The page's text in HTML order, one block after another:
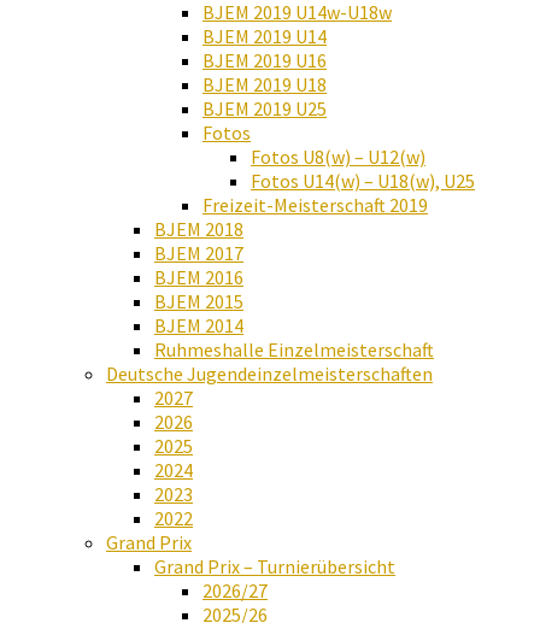
BJEM 2019 U14w-U18w
BJEM 2019 U14
BJEM 2019 U16
BJEM 2019 U18
BJEM 2019 U25
Fotos
Fotos U8(w) – U12(w)
Fotos U14(w) – U18(w), U25
Freizeit-Meisterschaft 2019
BJEM 2018
BJEM 2017
BJEM 2016
BJEM 2015
BJEM 2014
Ruhmeshalle Einzelmeisterschaft
Deutsche Jugendeinzelmeisterschaften
2027
2026
2025
2024
2023
2022
Grand Prix
Grand Prix – Turnierübersicht
2026/27
2025/26